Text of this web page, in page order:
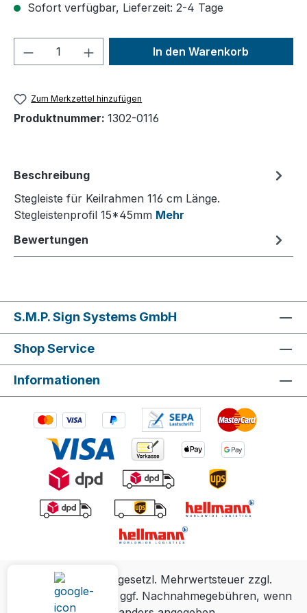
Sofort verfügbar, Lieferzeit: 2-4 Tage
Produkt Anzahl: Gib denIn den Warenkorb
Zum Merkzettel hinzufügen
Produktnummer: 1302-0116
Beschreibung
Stegleiste für Keilrahmen 116 cm Länge.
Stegleistenprofil 15*45mm Mehr
Bewertungen
S.M.P. Sign Systems GmbH
Shop Service
Informationen
Alle Preise inkl. gesetzl. Mehrwertsteuer zzgl.
Versandkostenund ggf. Nachnahmegebühren, wenn